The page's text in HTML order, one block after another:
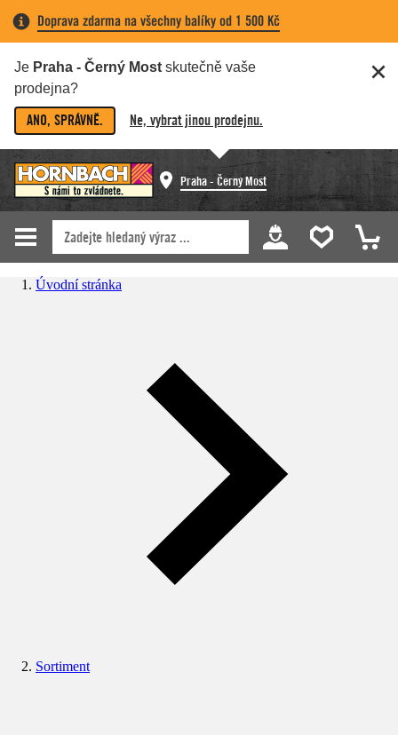
Doprava zdarma na všechny balíky od 1 500 Kč
Je Praha - Černý Most skutečně vaše
prodejna?
ANO, SPRÁVNĚ. Ne, vybrat jinou prodejnu.
Praha - Černý Most
Úvodní stránka
Sortiment